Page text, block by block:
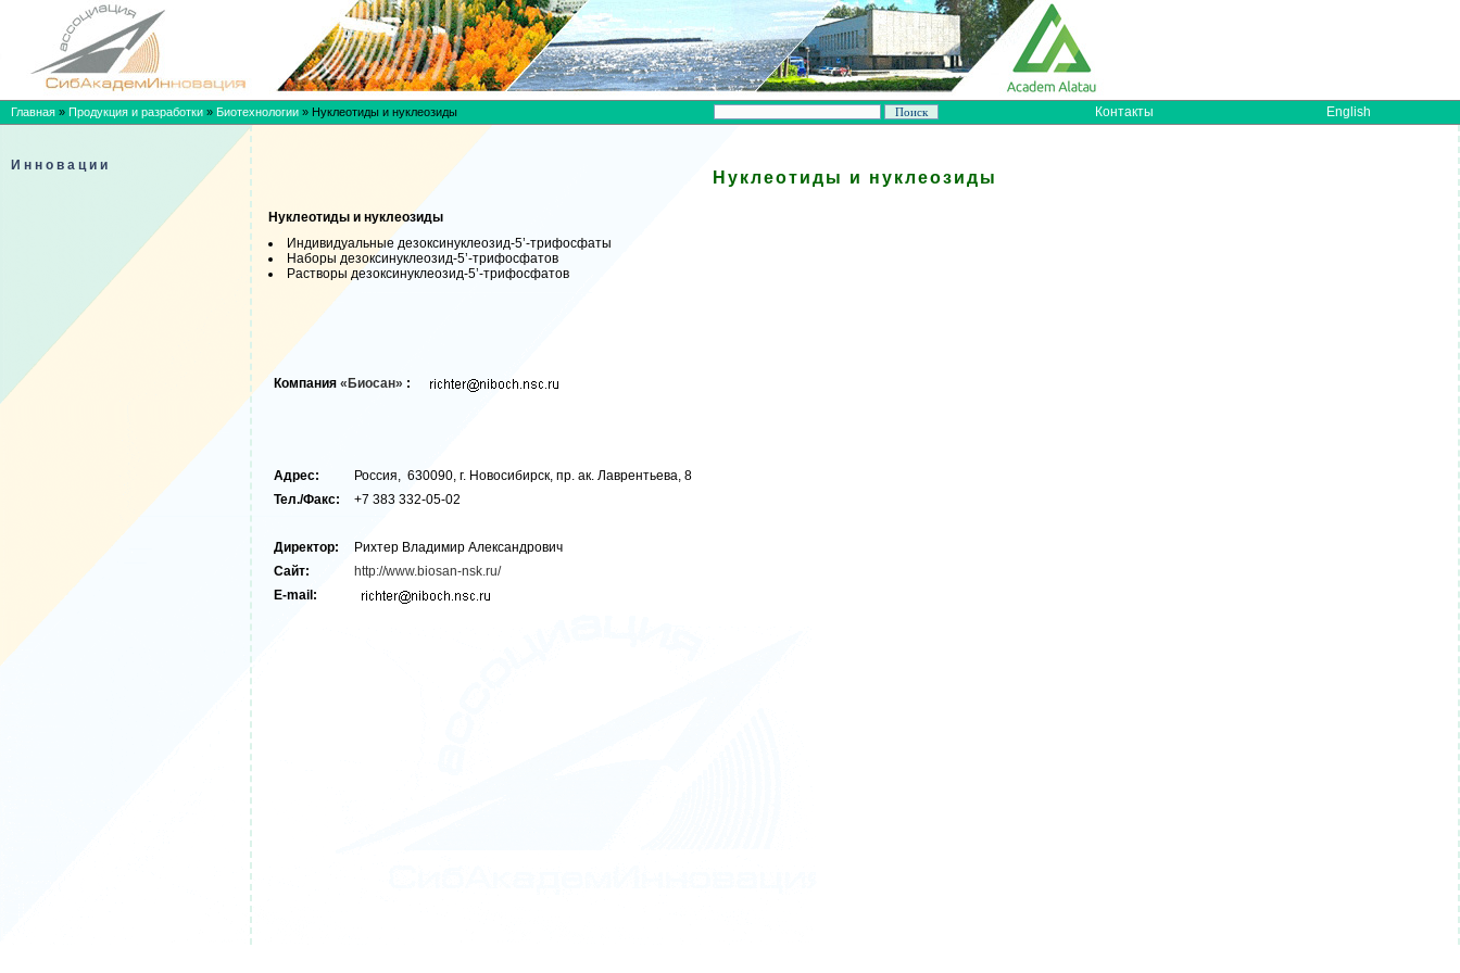
Главная » Продукция и разработки » Биотехнологии » Нуклеотиды и нуклеозиды Контакты English
Инновации
Нуклеотиды и нуклеозиды
Нуклеотиды и нуклеозиды
Индивидуальные дезоксинуклеозид-5’-трифосфаты
Наборы дезоксинуклеозид-5’-трифосфатов
Растворы дезоксинуклеозид-5’-трифосфатов
Компания «Биосан» :
Адрес:
Россия, 630090, г. Новосибирск, пр. ак. Лаврентьева, 8
Тел./Факс:
+7 383 332-05-02
Директор:
Рихтер Владимир Александрович
Сайт:
http://www.biosan-nsk.ru/
E-mail: